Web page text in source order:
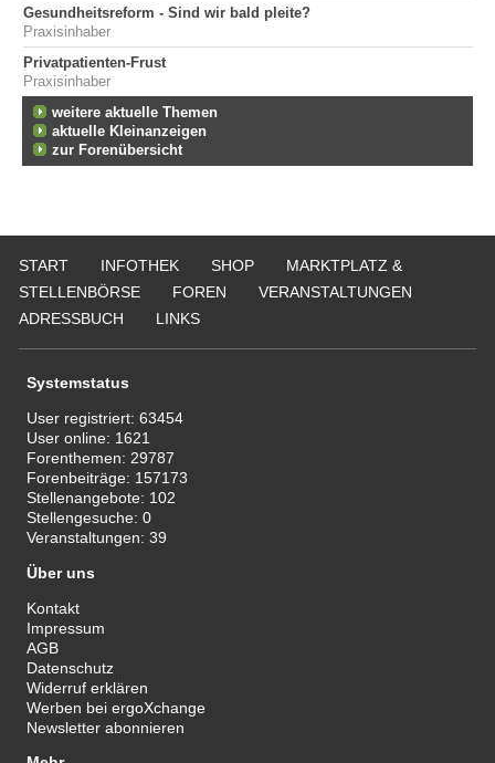
Gesundheitsreform - Sind wir bald pleite?
Praxisinhaber
Privatpatienten-Frust
Praxisinhaber
weitere aktuelle Themen
aktuelle Kleinanzeigen
zur Forenübersicht
START INFOTHEK SHOP
MARKTPLATZ &
STELLENBÖRSE
FOREN
VERANSTALTUNGEN
ADRESSBUCH
LINKS
Systemstatus
User registriert:63454
User online: 1621
Forenthemen: 29787
Forenbeiträge: 157173
Stellenangebote: 102
Stellengesuche:0
Veranstaltungen:39
Über uns
Kontakt
Impressum
AGB
Datenschutz
Widerruf erklären
Werben bei ergoXchange
Newsletter abonnieren